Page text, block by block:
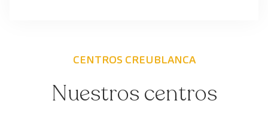
CENTROS CREUBLANCA
Nuestros centros